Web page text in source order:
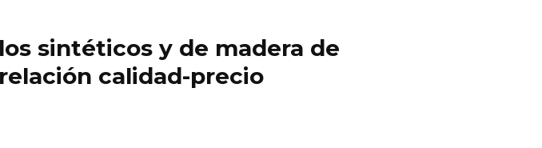
sintéticos y de madera de
calidad-precio